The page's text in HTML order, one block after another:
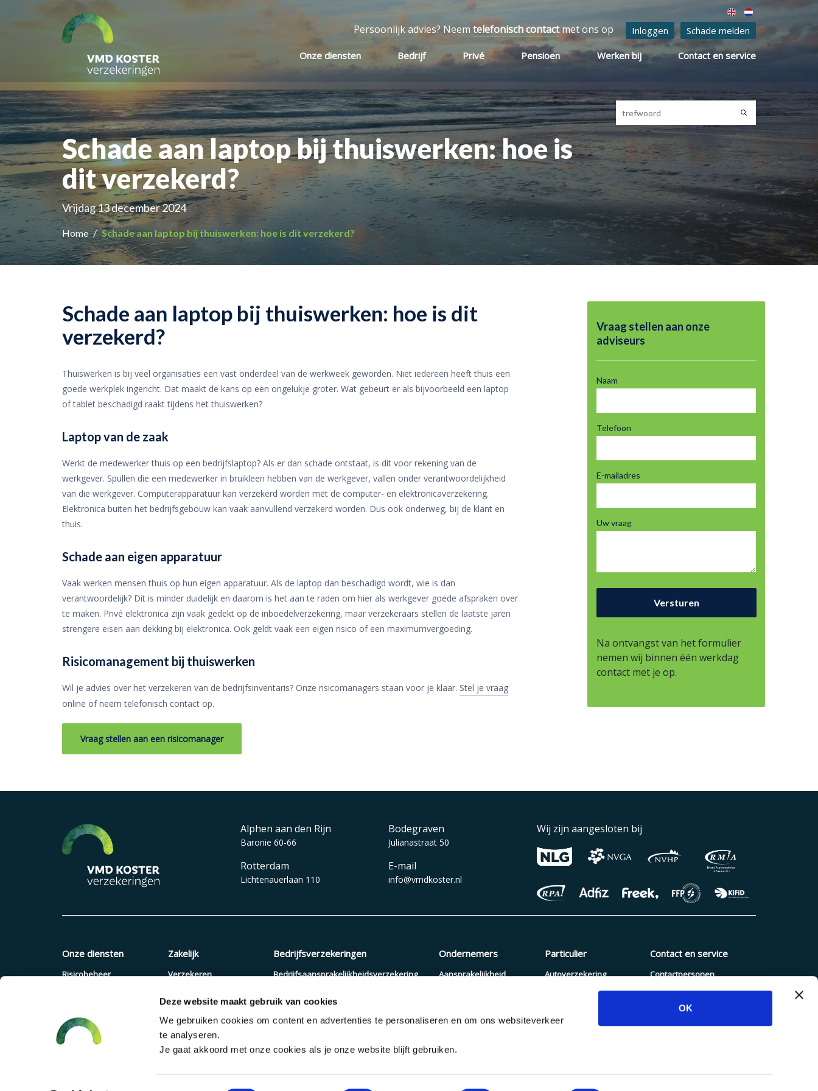
Deze website maakt gebruik van cookies
We gebruiken cookies om content en advertenties te personaliseren en om ons websiteverkeer
te analyseren.
Je gaat akkoord met onze cookies als je onze website blijft gebruiken.
OK
Persoonlijk advies? Neem telefonisch contactmet ons op Inloggen Schade melden
Onze diensten Bedrijf Privé Pensioen Werken bij Contact en service
Schade aan laptop bij thuiswerken: hoe is
dit verzekerd?
Vrijdag 13 december 2024
Home Schade aan laptop bij thuiswerken: hoe is dit verzekerd?
Schade aan laptop bij thuiswerken: hoe is dit
verzekerd?
Thuiswerken is bij veel organisaties een vast onderdeel van de werkweek geworden. Niet iedereen heeft thuis een
goede werkplek ingericht. Dat maakt de kans op een ongelukje groter. Wat gebeurt er als bijvoorbeeld een laptop
of tablet beschadigd raakt tijdens het thuiswerken?
Laptop van de zaak
Werkt de medewerker thuis op een bedrijfslaptop? Als er dan schade ontstaat, is dit voor rekening van de
werkgever. Spullen die een medewerker in bruikleen hebben van de werkgever, vallen onder verantwoordelijkheid
van die werkgever. Computerapparatuur kan verzekerd worden met de computer- en elektronicaverzekering.
Elektronica buiten het bedrijfsgebouw kan vaak aanvullend verzekerd worden. Dus ook onderweg, bij de klant en
thuis.
Schade aan eigen apparatuur
Vaak werken mensen thuis op hun eigen apparatuur. Als de laptop dan beschadigd wordt, wie is dan
verantwoordelijk? Dit is minder duidelijk en daarom is het aan te raden om hier als werkgever goede afspraken over
te maken. Privé elektronica zijn vaak gedekt op de inboedelverzekering, maar verzekeraars stellen de laatste jaren
strengere eisen aan dekking bij elektronica. Ook geldt vaak een eigen risico of een maximumvergoeding.
Risicomanagement bij thuiswerken
Wil je advies over het verzekeren van de bedrijfsinventaris? Onze risicomanagers staan voor je klaar. Stel je vraag
online of neem telefonisch contact op.
Vraag stellen aan een risicomanager
Vraag stellen aan onze
adviseurs
Naam
Telefoon
E-mailadres
Uw vraag
Na ontvangst van het formulier
nemen wij binnen één werkdag
contact met je op.
Alphen aan den Rijn
Baronie 60-66
Rotterdam
Lichtenauerlaan 110
Bodegraven
Julianastraat 50
E-mail
info@vmdkoster.nl
Wij zijn aangesloten bij
Onze diensten
Risicobeheer
Financieel advies
Zakelijk
Verzekeren
Offerte aanvragen
Pensioenregeling
Verzuimaanpak
Bedrijfsverzekeringen
Bedrijfsaansprakelijkheidsverzekering
Zakelijke autoverzekering
Cyberverzekering
Ondernemers
Aansprakelijkheid
Particulier
Autoverzekering
Pakketverzekering
Zorgverzekering
Contact en service
Contactpersonen
Schade melden
Blogs en nieuws
Dienstenwijzer